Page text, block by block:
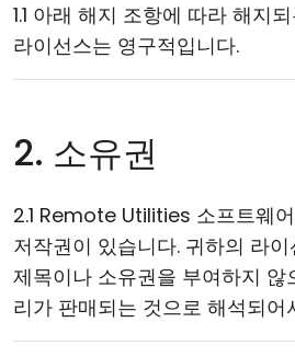
1.1 아래 해지 조항에 따라 해지
라이선스는 영구적입니다.
2. 소유권
2.1 Remote Utilities 소프트웨
저작권이 있습니다. 귀하의 라
제목이나 소유권을 부여하지 않
리가 판매되는 것으로 해석되어